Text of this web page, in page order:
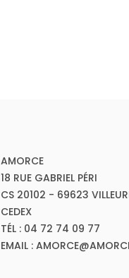
AMORCE
18 RUE GABRIEL PÉRI
CS 20102 - 69623
CEDEX
TÉL : 04 72 74 09 77
EMAIL :